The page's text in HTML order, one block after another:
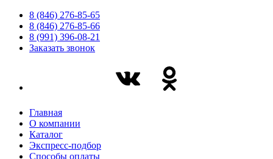
8 (846) 276-85-65
8 (846) 276-85-66
8 (991) 396-08-21
Заказать звонок
Главная
О компании
Каталог
Экспресс-подбор
Способы оплаты